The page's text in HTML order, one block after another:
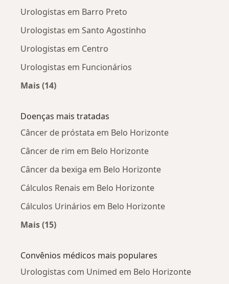
Urologistas em Barro Preto
Urologistas em Santo Agostinho
Urologistas em Centro
Urologistas em Funcionários
Mais (14)
Doenças mais tratadas
Câncer de próstata em Belo Horizonte
Câncer de rim em Belo Horizonte
Câncer da bexiga em Belo Horizonte
Cálculos Renais em Belo Horizonte
Cálculos Urinários em Belo Horizonte
Mais (15)
Convênios médicos mais populares
Urologistas com Unimed em Belo Horizonte